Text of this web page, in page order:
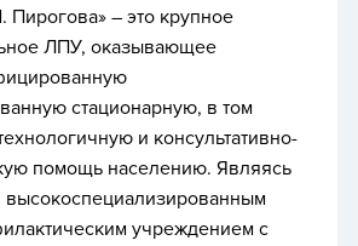
– это крупное
ЛПУ, оказывающее
стационарную, в том
и консультативно-
помощь населению. Являясь
учреждением с